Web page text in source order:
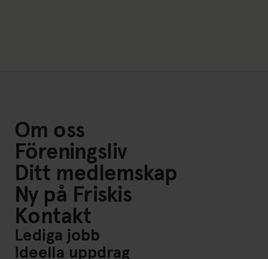
Om oss
Föreningsliv
Ditt medlemskap
Ny på Friskis
Kontakt
Lediga jobb
Ideella uppdrag